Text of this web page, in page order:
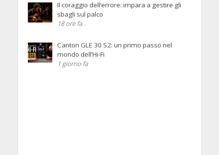
Il coraggio dell’errore: impara a gestire gli
sbagli sul palco
18 ore fa
Canton GLE 30 S2: un primo passo nel
mondo dell’Hi-Fi
1 giorno fa